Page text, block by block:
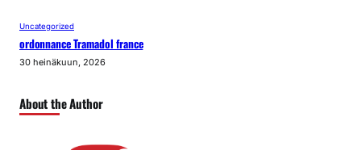
Uncategorized
ordonnance Tramadol france
30 heinäkuun, 2026
About the Author